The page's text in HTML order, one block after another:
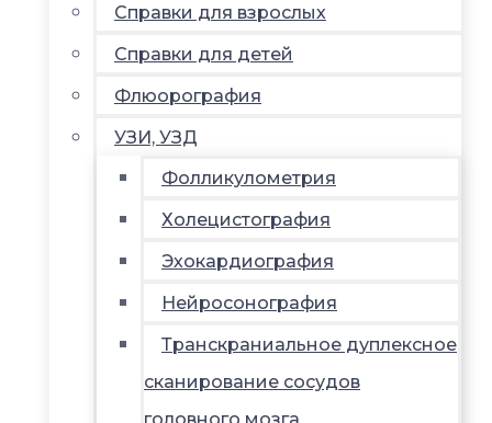
Справки для взрослых
Справки для детей
Флюорография
УЗИ, УЗД
Фолликулометрия
Холецистография
Эхокардиография
Нейросонография
Транскраниальное дуплексное
сканирование сосудов